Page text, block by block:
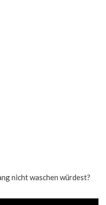
nicht waschen würdest?